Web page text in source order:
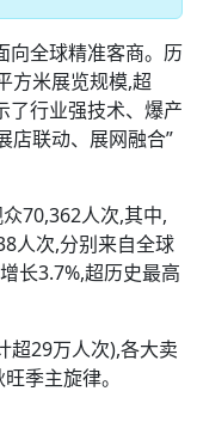
向全球精准客商。历
方米展览规模,超
了行业强技术、爆产
店联动、展网融合”
70,362人次,其中,
人次,分别来自全球
长3.7%,超历史最高
超29万人次),各大卖
季主旋律。